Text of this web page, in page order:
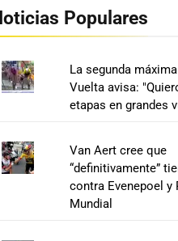
Populares
La segunda
Vuelta avisa:
etapas en grandes
Van Aert cree que
“definitivamente”
contra Evenepoel y
Mundial